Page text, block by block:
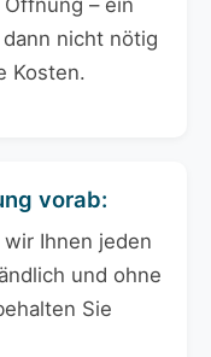
– ein
nicht nötig
Kosten.
vorab:
Ihnen jeden
und ohne
Sie